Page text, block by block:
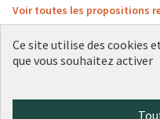
Voir toutes les propositions
Ce site utilise des cookies
que vous souhaitez activer